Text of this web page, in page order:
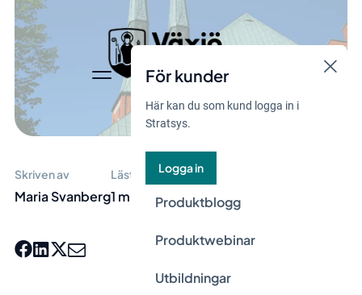
För kunder
Här kan du som kund logga in i
Stratsys.
Logga in
Produktblogg
Produktwebinar
Utbildningar
Skriven av
Maria Svanberg
Lästid
1 min